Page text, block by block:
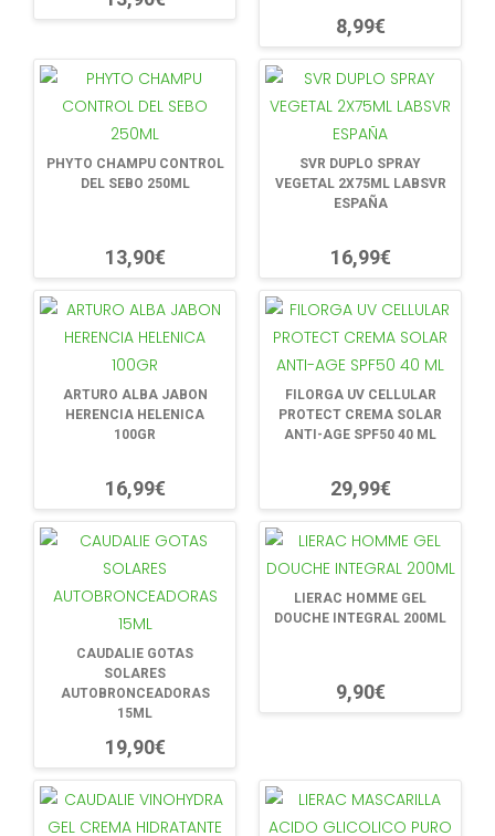
8,99€
PHYTO CHAMPU CONTROL
DEL SEBO 250ML
13,90€
SVR DUPLO SPRAY
VEGETAL 2X75ML LABSVR
ESPAÑA
16,99€
ARTURO ALBA JABON
HERENCIA HELENICA
100GR
16,99€
FILORGA UV CELLULAR
PROTECT CREMA SOLAR
ANTI-AGE SPF50 40 ML
29,99€
CAUDALIE GOTAS
SOLARES
AUTOBRONCEADORAS
15ML
19,90€
LIERAC HOMME GEL
DOUCHE INTEGRAL 200ML
9,90€